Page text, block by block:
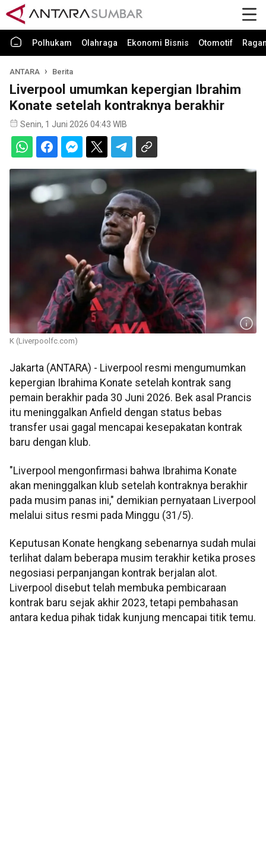
Polhukam Olahraga Ekonomi Bisnis Otomotif
ANTARA Berita
Liverpool umumkan kepergian Ibrahim
Konate setelah kontraknya berakhir
Senin, 1 Juni 2026 04:43 WIB
K (Liverpoolfc.com)
Jakarta (ANTARA) - Liverpool resmi mengumumkan
kepergian Ibrahima Konate setelah kontrak sang
pemain berakhir pada 30 Juni 2026. Bek asal Prancis
itu meninggalkan Anfield dengan status bebas
transfer usai gagal mencapai kesepakatan kontrak
baru dengan klub.
"Liverpool mengonfirmasi bahwa Ibrahima Konate
akan meninggalkan klub setelah kontraknya berakhir
pada musim panas ini," demikian pernyataan Liverpool
melalui situs resmi pada Minggu (31/5).
Keputusan Konate hengkang sebenarnya sudah mulai
terlihat dalam beberapa musim terakhir ketika proses
negosiasi perpanjangan kontrak berjalan alot.
Liverpool disebut telah membuka pembicaraan
kontrak baru sejak akhir 2023, tetapi pembahasan
antara kedua pihak tidak kunjung mencapai titik temu.